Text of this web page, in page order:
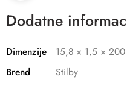
Dodatne
Dimenzije
15,8 × 1,5 × 200
Brend
Stilby